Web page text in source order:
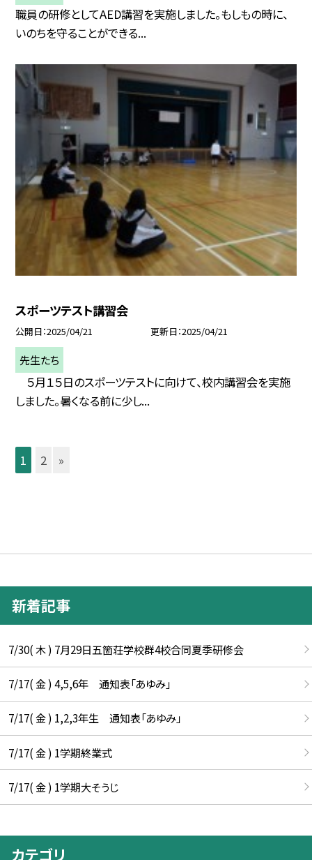
職員の研修としてAED講習を実施しました。もしもの時に、
いのちを守ることができる...
スポーツテスト講習会
公開日 2025/04/21 更新日 2025/04/21
先生たち
５月１５日のスポーツテストに向けて、校内講習会を実施
しました。暑くなる前に少し...
1 2 »
新着記事
7/30( 木 ) 7月29日五箇荘学校群4校合同夏季研修会
7/17( 金 ) 4,5,6年 通知表「あゆみ」
7/17( 金 ) 1,2,3年生 通知表「あゆみ」
7/17( 金 ) 1学期終業式
7/17( 金 ) 1学期大そうじ
カテゴリ